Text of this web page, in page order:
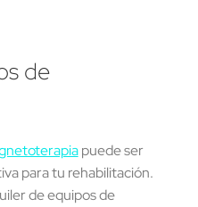
de
puede ser
para tu rehabilitación.
de equipos de